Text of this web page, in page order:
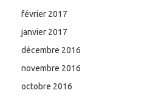
février 2017
janvier 2017
décembre 2016
novembre 2016
octobre 2016